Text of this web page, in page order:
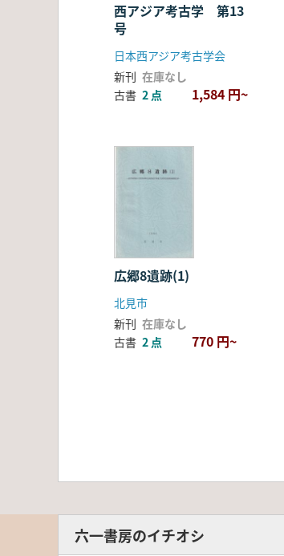
西アジア考古学 第13
号
日本西アジア考古学会
新刊 在庫なし
古書 2 点 1,584 円~
広郷8遺跡(1)
北見市
新刊 在庫なし
古書 2 点 770 円~
六一書房のイチオシ